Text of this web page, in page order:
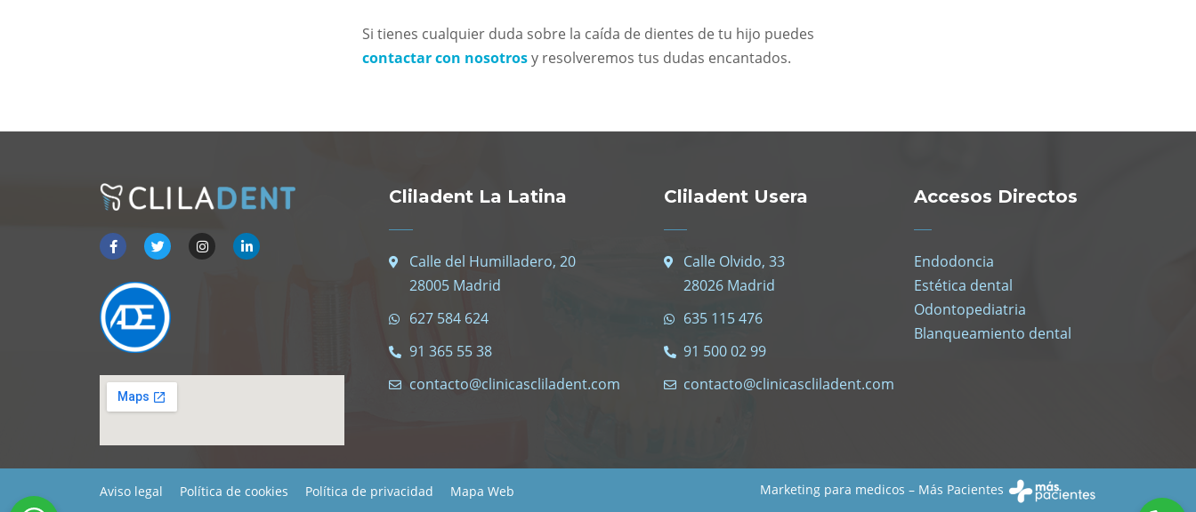
Si tienes cualquier duda sobre la caída de dientes de tu hijo puedes
contactar con nosotrosy resolveremos tus dudas encantados.
Cliladent La Latina
Calle del Humilladero, 20
28005 Madrid
627 584 624
91 365 55 38
contacto@clinicascliladent.com
Cliladent Usera
Calle Olvido, 33
28026 Madrid
635 115 476
91 500 02 99
contacto@clinicascliladent.com
Accesos Directos
Endodoncia
Estética dental
Odontopediatria
Blanqueamiento dental
Aviso legal Política de cookies Política de privacidad Mapa Web Marketing para medicos – Más Pacientes